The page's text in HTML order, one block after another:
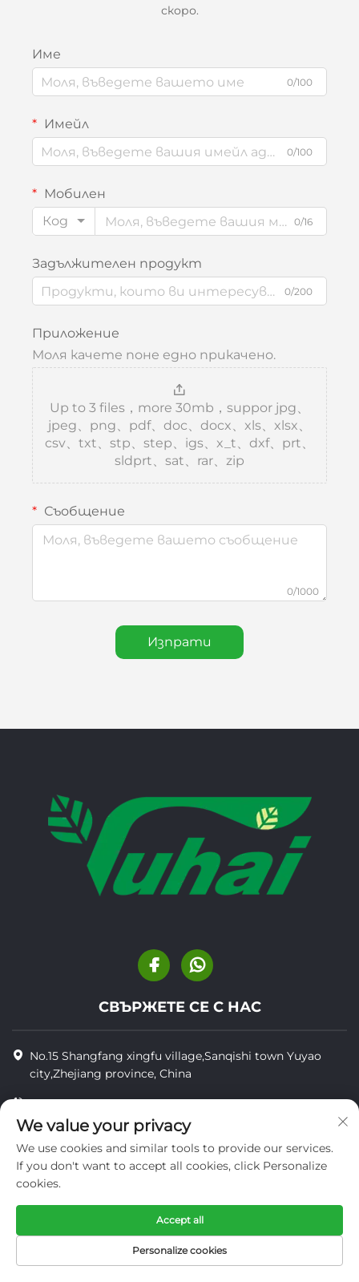
скоро.
Име
0/100
Имейл
0/100
Мобилен
Код
0/16
Задължителен продукт
0/200
Приложение
Моля качете поне едно прикачено.
Up to 3 files，more 30mb，suppor jpg、
jpeg、png、pdf、doc、docx、xls、xlsx、
csv、txt、stp、step、igs、x_t、dxf、prt、
sldprt、sat、rar、zip
Съобщение
0/1000
Изпрати
СВЪРЖЕТЕ СЕ С НАС
No.15 Shangfang xingfu village,Sanqishi town Yuyao
city,Zhejiang province, China
+86-18905848655
[email protected]
© Всички права запазени YUYAO YUHAI LIVESTOCK
MACHINERY TECHNOLOGY CO.,LTD.
поверителност
We value your privacy
We use cookies and similar tools to provide our services.
If you don't want to accept all cookies, click Personalize
cookies.
Personalize cookies
Accept all